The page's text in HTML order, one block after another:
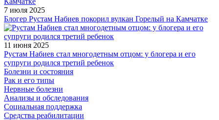
7 июля 2025
Блогер Рустам Набиев покорил вулкан Горелый на Камчатке
11 июня 2025
Рустам Набиев стал многодетным отцом: у блогера и его
супруги родился третий ребенок
Болезни и состояния
Рак и его типы
Нервные болезни
Анализы и обследования
Социальная поддержка
Средства реабилитации